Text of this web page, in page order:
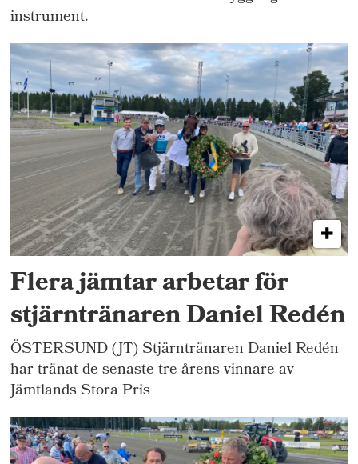
instrument.
Flera jämtar arbetar för
stjärntränaren Daniel Redén
ÖSTERSUND (JT) Stjärntränaren Daniel Redén
har tränat de senaste tre årens vinnare av
Jämtlands Stora Pris